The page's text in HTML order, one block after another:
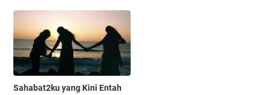
Sahabat2ku yang Kini Entah